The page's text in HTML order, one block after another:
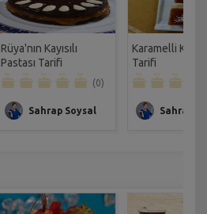
Rüya'nın Kayısılı
Pastası Tarifi
(0)
Sahrap Soysal
Karamelli Kıbrıs
Tarifi
Sahrap